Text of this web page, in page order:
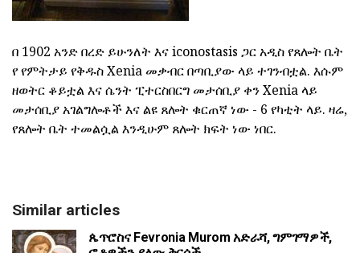
በ 1902 አንድ በረድ ይሁንለት እና iconostasis ጋር አዲስ የጸሎት ቤት
የ የምትታይ የቅዱስ Xenia መቃብር በጣቢያው ላይ ተገንብቷል. እሱም
ዘወትር ቆይቷል እና ሴንት ፒተርስበርግ መታሰቢያ ቀን Xenia ላይ
መታሰቢያ አገልግሎቶች እና ልዩ ጸሎት ቁርጠኛ ነው - 6 የካቲት ላይ. ዛሬ,
የጸሎት ቤት ተመልሷል እንዲሁም ጸሎት ክፍት ነው ነበር.
Similar articles
ጴጥሮስና Fevronia Murom አድራሻ, ግምገማዎች,